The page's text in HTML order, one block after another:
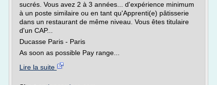
sucrés. Vous avez 2 à 3 années... d'expérience minimum
à un poste similaire ou en tant qu'Apprenti(e) pâtisserie
dans un restaurant de même niveau. Vous êtes titulaire
d'un CAP...
Ducasse Paris - Paris
As soon as possible Pay range...
Lire la suite